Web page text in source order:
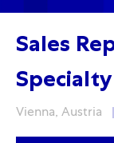
Sales
Location
Vienna, Austria